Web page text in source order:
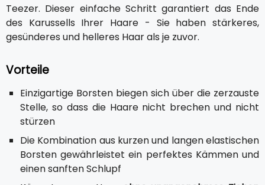
Teezer. Dieser einfache Schritt garantiert das Ende
des Karussells Ihrer Haare - Sie haben stärkeres,
gesünderes und helleres Haar als je zuvor.
Vorteile
Einzigartige Borsten biegen sich über die zerzauste
Stelle, so dass die Haare nicht brechen und nicht
stürzen
Die Kombination aus kurzen und langen elastischen
Borsten gewährleistet ein perfektes Kämmen und
einen sanften Schlupf